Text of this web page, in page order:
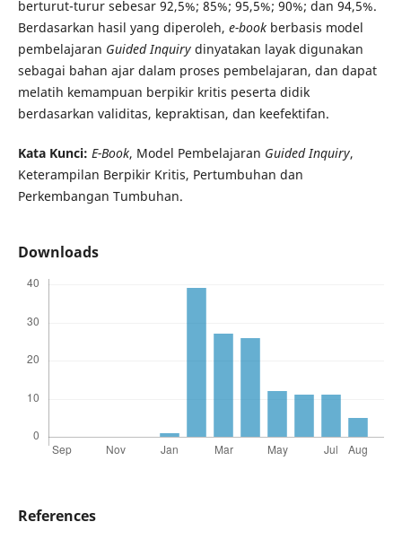
berturut-turur sebesar 92,5%; 85%; 95,5%; 90%; dan 94,5%.
Berdasarkan hasil yang diperoleh, e-bookberbasis model
pembelajaran Guided Inquirydinyatakan layak digunakan
sebagai bahan ajar dalam proses pembelajaran, dan dapat
melatih kemampuan berpikir kritis peserta didik
berdasarkan validitas, kepraktisan, dan keefektifan.
Kata Kunci: E-Book, Model Pembelajaran Guided Inquiry,
Keterampilan Berpikir Kritis, Pertumbuhan dan
Perkembangan Tumbuhan.
Downloads
References